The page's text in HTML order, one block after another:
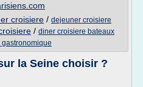
croisiere / dejeuner croisiere
/ diner croisiere bateaux
la Seine choisir ?